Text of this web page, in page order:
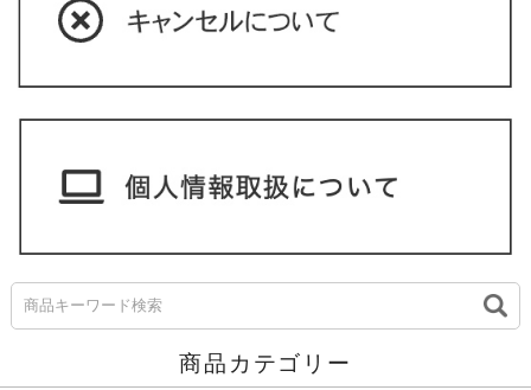
商品カテゴリー